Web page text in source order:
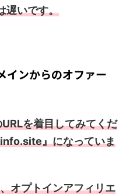
遅いです。
インからのオファー
を着目してみてくだ
』になっていま
オプトインアフィリエ